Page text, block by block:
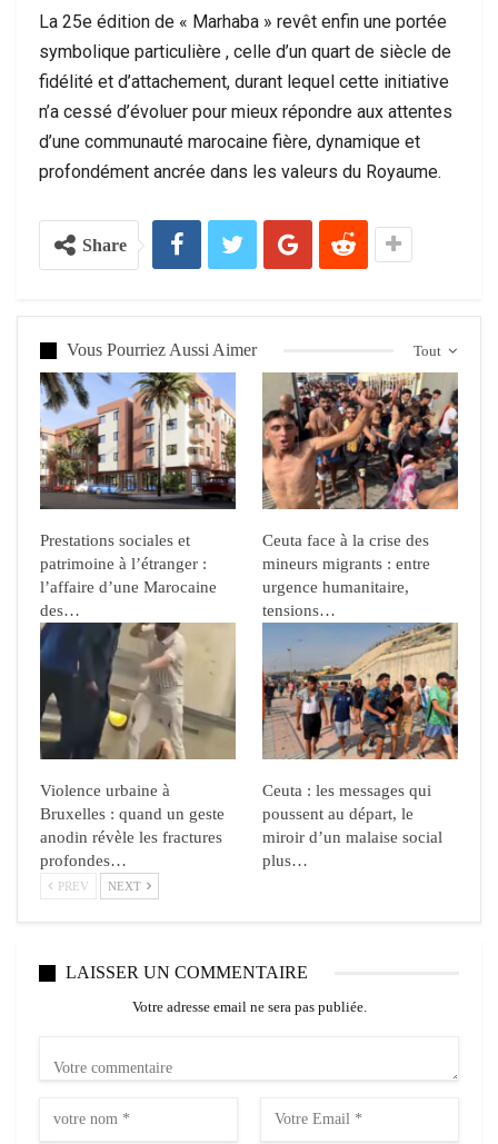
La 25e édition de « Marhaba » revêt enfin une portée
symbolique particulière , celle d’un quart de siècle de
fidélité et d’attachement, durant lequel cette initiative
n’a cessé d’évoluer pour mieux répondre aux attentes
d’une communauté marocaine fière, dynamique et
profondément ancrée dans les valeurs du Royaume.
Share
Tout
Vous Pourriez Aussi Aimer
Prestations sociales et
patrimoine à l’étranger :
l’affaire d’une Marocaine
des…
Ceuta face à la crise des
mineurs migrants : entre
urgence humanitaire,
tensions…
Violence urbaine à
Bruxelles : quand un geste
anodin révèle les fractures
profondes…
Ceuta : les messages qui
poussent au départ, le
miroir d’un malaise social
plus…
PREV NEXT
LAISSER UN COMMENTAIRE
Votre adresse email ne sera pas publiée.